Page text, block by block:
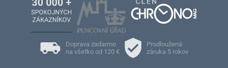
Doprava zadarmo
na všetko od 120 €
Prodloužená
záruka 5 rokov